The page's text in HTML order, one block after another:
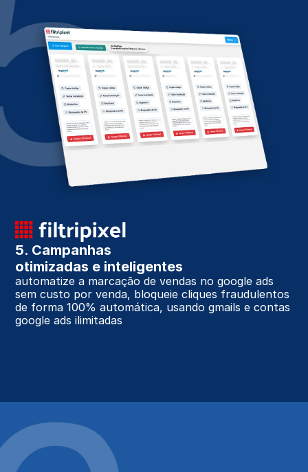
5. Campanhas
otimizadas e inteligentes
automatize a marcação de vendas no google ads
sem custo por venda, bloqueie cliques fraudulentos
de forma 100% automática, usando gmails e contas
google ads ilimitadas